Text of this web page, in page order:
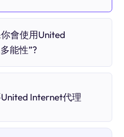
會使用United
能性”?
Internet代理